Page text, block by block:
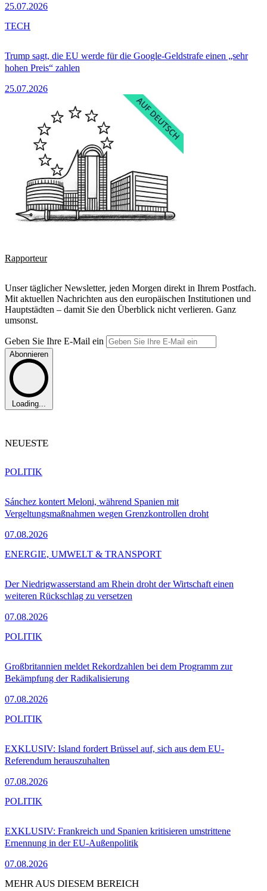
25.07.2026
Trump sagt, die EU werde für die Google-Geldstrafe einen „sehr
hohen Preis“ zahlen
25.07.2026
TECH
Rapporteur
Unser täglicher Newsletter, jeden Morgen direkt in Ihrem Postfach.
Mit aktuellen Nachrichten aus den europäischen Institutionen und
Hauptstädten – damit Sie den Überblick nicht verlieren. Ganz
umsonst.
Geben Sie Ihre E-Mail ein
Abonnieren
Loading...
NEUESTE
Sánchez kontert Meloni, während Spanien mit
Vergeltungsmaßnahmen wegen Grenzkontrollen droht
07.08.2026
POLITIK
Der Niedrigwasserstand am Rhein droht der Wirtschaft einen
weiteren Rückschlag zu versetzen
07.08.2026
ENERGIE, UMWELT & TRANSPORT
Großbritannien meldet Rekordzahlen bei dem Programm zur
Bekämpfung der Radikalisierung
07.08.2026
POLITIK
EXKLUSIV: Island fordert Brüssel auf, sich aus dem EU-
Referendum herauszuhalten
07.08.2026
POLITIK
EXKLUSIV: Frankreich und Spanien kritisieren umstrittene
Ernennung in der EU-Außenpolitik
07.08.2026
POLITIK
MEHR AUS DIESEM BEREICH